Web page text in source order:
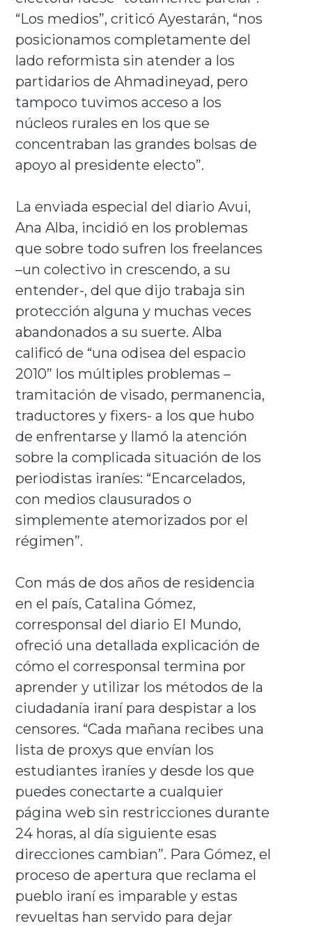
“Los medios”, criticó Ayestarán, “nos
posicionamos completamente del
lado reformista sin atender a los
partidarios de Ahmadineyad, pero
tampoco tuvimos acceso a los
núcleos rurales en los que se
concentraban las grandes bolsas de
apoyo al presidente electo”.
La enviada especial del diario Avui,
Ana Alba, incidió en los problemas
que sobre todo sufren los freelances
–un colectivo in crescendo, a su
entender-, del que dijo trabaja sin
protección alguna y muchas veces
abandonados a su suerte. Alba
calificó de “una odisea del espacio
2010” los múltiples problemas –
tramitación de visado, permanencia,
traductores y fixers- a los que hubo
de enfrentarse y llamó la atención
sobre la complicada situación de los
periodistas iraníes: “Encarcelados,
con medios clausurados o
simplemente atemorizados por el
régimen”.
Con más de dos años de residencia
en el país, Catalina Gómez,
corresponsal del diario El Mundo,
ofreció una detallada explicación de
cómo el corresponsal termina por
aprender y utilizar los métodos de la
ciudadanía iraní para despistar a los
censores. “Cada mañana recibes una
lista de proxys que envían los
estudiantes iraníes y desde los que
puedes conectarte a cualquier
página web sin restricciones durante
24 horas, al día siguiente esas
direcciones cambian”. Para Gómez, el
proceso de apertura que reclama el
pueblo iraní es imparable y estas
revueltas han servido para dejar